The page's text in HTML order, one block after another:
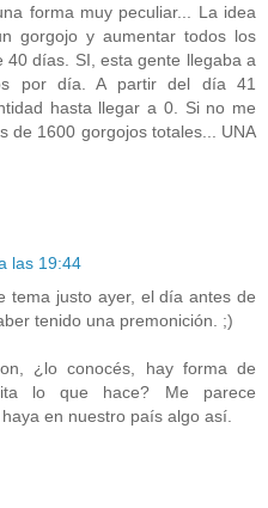
forma muy peculiar... La idea
gorgojo y aumentar todos los
días. SI, esta gente llegaba a
por día. A partir del día 41
hasta llegar a 0. Si no me
de 1600 gorgojos totales... UNA
las 19:44
tema justo ayer, el día antes de
tenido una premonición. ;)
¿lo conocés, hay forma de
lo que hace? Me parece
en nuestro país algo así.